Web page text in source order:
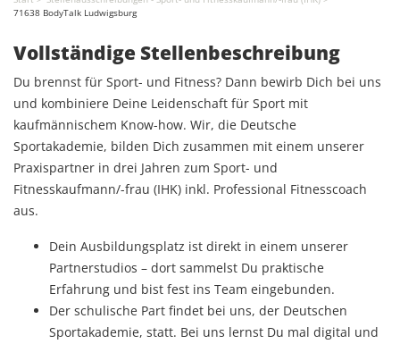
71638 BodyTalk Ludwigsburg
Vollständige Stellenbeschreibung
Du brennst für Sport- und Fitness? Dann bewirb Dich bei uns
und kombiniere Deine Leidenschaft für Sport mit
kaufmännischem Know-how. Wir, die Deutsche
Sportakademie, bilden Dich zusammen mit einem unserer
Praxispartner in drei Jahren zum Sport- und
Fitnesskaufmann/-frau (IHK) inkl. Professional Fitnesscoach
aus.
Dein Ausbildungsplatz ist direkt in einem unserer
Partnerstudios – dort sammelst Du praktische
Erfahrung und bist fest ins Team eingebunden.
Der schulische Part findet bei uns, der Deutschen
Sportakademie, statt. Bei uns lernst Du mal digital und